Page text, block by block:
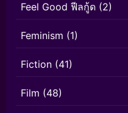
Feel Good ฟีลกู้ด (2)
Feminism (1)
Fiction (41)
Film (48)